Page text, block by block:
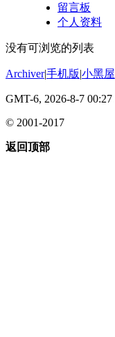
留言板
个人资料
没有可浏览的列表
Archiver|手机版|小黑屋
GMT-6, 2026-8-7 00:27
© 2001-2017
返回顶部